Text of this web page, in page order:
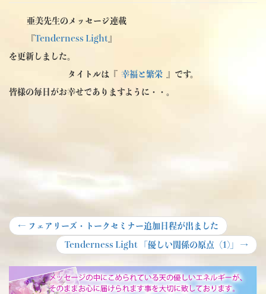
亜美先生のメッセージ連載
Tenderness Light 』
を更新しました。
タイトルは『 幸福と繁栄 』です。
皆様の毎日がお幸せでありますように・・。
投
ナ
ビ
← Previous
post:
フェアリーズ・トークセミナー追加日程が出ました
Next
post:
Tenderness Light 「優しい関係の原点（1)」 →